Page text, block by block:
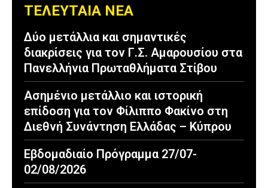
ΤΕΛΕΥΤΑΙΑ ΝΕΑ
Δύο μετάλλια και σημαντικές
διακρίσεις για τον Γ.Σ. Αμαρουσίου στα
Πανελλήνια Πρωταθλήματα Στίβου
Ασημένιο μετάλλιο και ιστορική
επίδοση για τον Φίλιππο Φακίνο στη
Διεθνή Συνάντηση Ελλάδας – Κύπρου
Εβδομαδιαίο Πρόγραμμα 27/07-
02/08/2026